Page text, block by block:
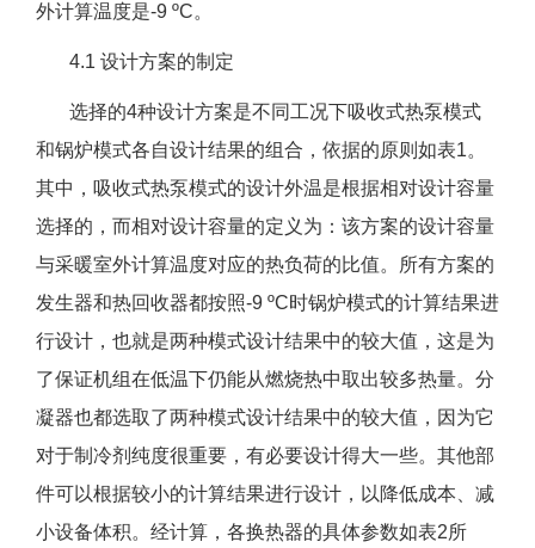
外计算温度是-9 ºC。
4.1 设计方案的制定
选择的4种设计方案是不同工况下吸收式热泵模式
和锅炉模式各自设计结果的组合，依据的原则如表1。
其中，吸收式热泵模式的设计外温是根据相对设计容量
选择的，而相对设计容量的定义为：该方案的设计容量
与采暖室外计算温度对应的热负荷的比值。所有方案的
发生器和热回收器都按照-9 ºC时锅炉模式的计算结果进
行设计，也就是两种模式设计结果中的较大值，这是为
了保证机组在低温下仍能从燃烧热中取出较多热量。分
凝器也都选取了两种模式设计结果中的较大值，因为它
对于制冷剂纯度很重要，有必要设计得大一些。其他部
件可以根据较小的计算结果进行设计，以降低成本、减
小设备体积。经计算，各换热器的具体参数如表2所